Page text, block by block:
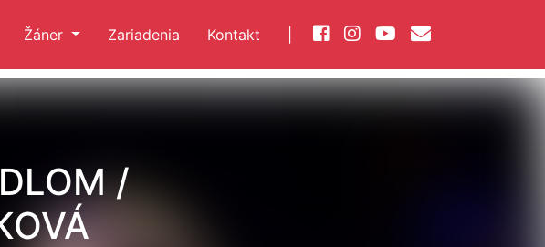
Žáner Zariadenia Kontakt
/